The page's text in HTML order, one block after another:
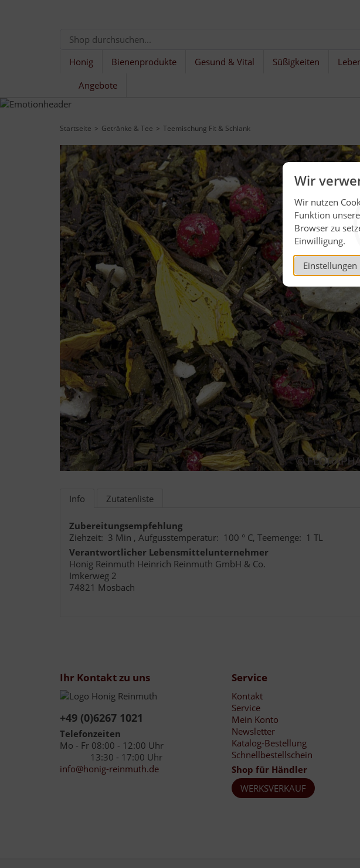
Wir
Wir nutzen
Funktion
Browser zu
Einwilligung.
Einstellungen
Honig Bienenprodukte Gesund & Vital Süßigkeiten
Angebote
Startseite Getränke & Tee Teemischung Fit & Schlank
Info Zutatenliste
Zubereitungsempfehlung
Ziehzeit: 3 Min , Aufgusstemperatur: 100 ° C, Teemenge: 1 TL
Verantwortlicher Lebensmittelunternehmer
Honig Reinmuth Heinrich Reinmuth GmbH & Co.
Imkerweg 2
74821 Mosbach
Ihr Kontakt zu uns
+49 (0)6267 1021
Telefonzeiten
Mo - Fr 08:00 - 12:00 Uhr
13:30 - 17:00 Uhr
info@honig-reinmuth.de
Service
Kontakt
Service
Mein Konto
Newsletter
Katalog-Bestellung
Schnellbestellschein
Shop für Händler
WERKSVERKAUF